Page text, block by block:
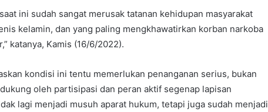
ini sudah sangat merusak tatanan kehidupan masyarakat
kelamin, dan yang paling mengkhawatirkan korban narkoba
katanya, Kamis (16/6/2022).
kondisi ini tentu memerlukan penanganan serius, bukan
oleh partisipasi dan peran aktif segenap lapisan
lagi menjadi musuh aparat hukum, tetapi juga sudah menjadi